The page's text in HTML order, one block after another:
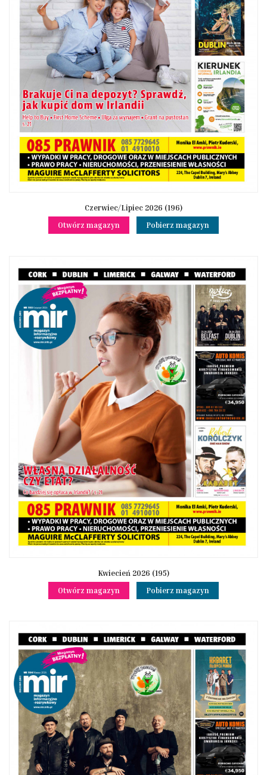
Czerwiec/Lipiec 2026 (196)
Otwórz magazyn
Pobierz magazyn
Kwiecień 2026 (195)
Otwórz magazyn
Pobierz magazyn